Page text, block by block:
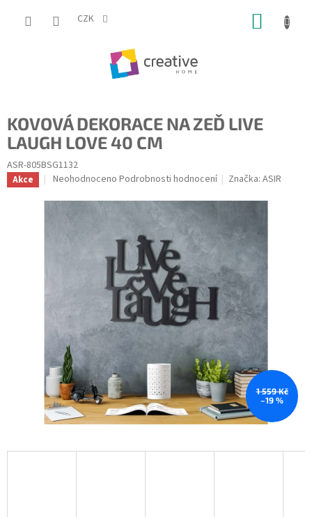
CZK
KOVOVÁ DEKORACE NA ZEĎ LIVE
LAUGH LOVE 40 CM
ASR-805BSG1132
Akce
Průměrné
produktu
Neohodnoceno Podrobnosti hodnocení Značka:ASIR
1 559 Kč
–19 %